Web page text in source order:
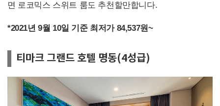
면 로코믹스 스위트 룸도 추천할만합니다.
*2021년 9월 10일 기준 최저가 84,537원~
티마크 그랜드 호텔 명동(4성급)